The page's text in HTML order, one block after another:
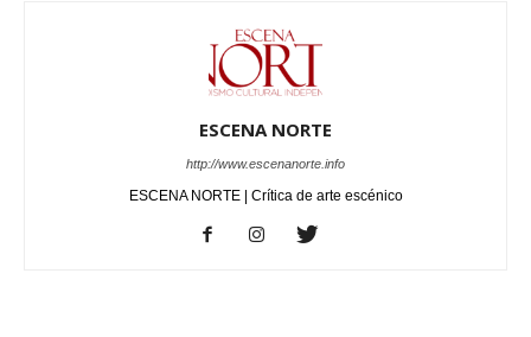
ESCENA NORTE
http://www.escenanorte.info
ESCENA NORTE | Crítica de arte escénico